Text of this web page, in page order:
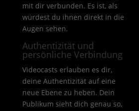
mit dir verbunden. Es ist, als
würdest du ihnen direkt in die
Augen sehen.
Authentizität und
persönliche Verbindung
Videocasts erlauben es dir,
deine Authentizität auf eine
neue Ebene zu heben. Dein
Publikum sieht dich genau so,